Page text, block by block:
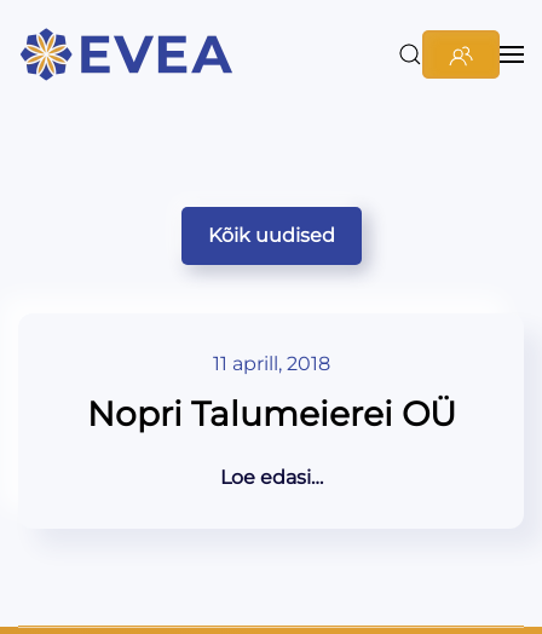
Kõik uudised
11 aprill, 2018
Nopri Talumeierei OÜ
Loe edasi…